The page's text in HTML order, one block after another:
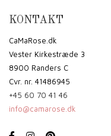
KONTAKT
CaMaRose.dk
Vester Kirkestræde 3
8900 Randers C
Cvr. nr. 41486945
+45 60 70 41 46
info@camarose.dk